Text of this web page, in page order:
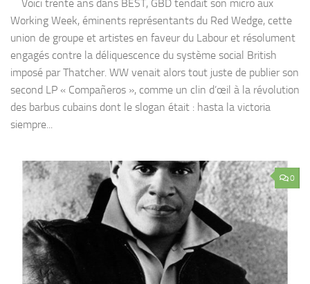
Voici trente ans dans BEST, GBD tendait son micro aux
Working Week, éminents représentants du Red Wedge, cette
union de groupe et artistes en faveur du Labour et résolument
engagés contre la déliquescence du système social British
imposé par Thatcher. WW venait alors tout juste de publier son
second LP « Compañeros », comme un clin d’œil à la révolution
des barbus cubains dont le slogan était : hasta la victoria
siempre...
0